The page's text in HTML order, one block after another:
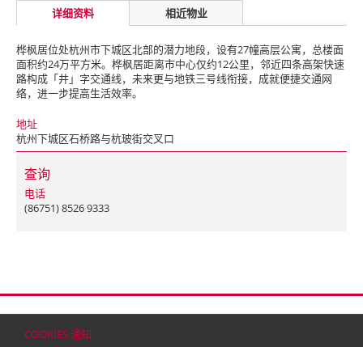
COOKIES 通知
详细资料 相近物业
桦枫居位处杭州市下城区北部的潜力地段，设有27幢高层公寓，总楼面
面积约24万平方米。桦枫居距离市中心仅约12公里，邻近四条高架快速
路构成「井」字交通线，未来更与地铁三号线衔接，成就便捷交通网
络，进一步提高生活效率。
地址
杭州下城区石桥路与杭玻街交叉口
查询
电话
(86751) 8526 9333
© 2026 嘉里建设有限公司 (于百慕达注册成立之有限公司)